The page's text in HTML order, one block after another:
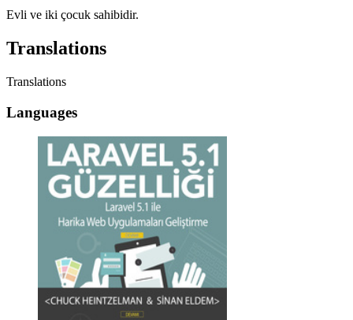
Evli ve iki çocuk sahibidir.
Translations
Translations
Languages